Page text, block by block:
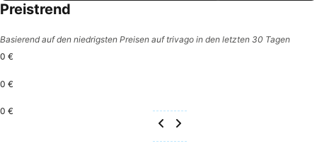
Preistrend
Basierend auf den niedrigsten Preisen auf trivago in den letzten 30 Tagen
0 €
0 €
0 €